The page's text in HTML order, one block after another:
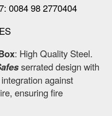
0084 98 2770404
: High Quality Steel.
serrated design with
against
ensuring fire